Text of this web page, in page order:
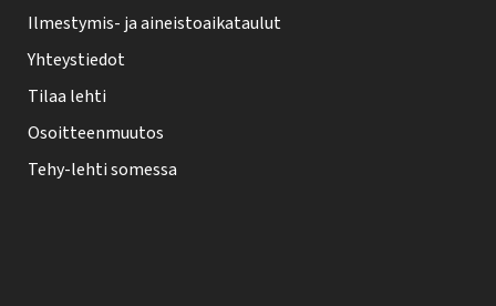
Ilmestymis- ja aineistoaikataulut
Yhteystiedot
Tilaa lehti
Osoitteenmuutos
Tehy-lehti somessa